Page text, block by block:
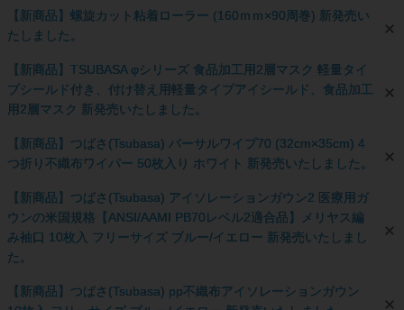
【新商品】螺旋カット粘着ローラー (160ｍｍ×90周巻) 新発売い
たしました。
【新商品】TSUBASA φシリーズ 食品加工用2層マスク 軽量タイ
プシールド付き、付け替え用軽量タイプアイシールド、食品加工
用2層マスク 新発売いたしました。
【新商品】つばさ(Tsubasa) バーサルワイプ70 (32cm×35cm) 4
つ折り不織布ワイパー 50枚入り ホワイト 新発売いたしました。
【新商品】つばさ(Tsubasa) アイソレーションガウン2 医療用ガ
ウンの米国規格【ANSI/AAMI PB70レベル2適合品】メリヤス編
み袖口 10枚入 フリーサイズ ブルー/イエロー 新発売いたしまし
た。
【新商品】つばさ(Tsubasa) pp不織布アイソレーションガウン